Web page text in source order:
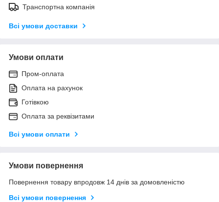
Транспортна компанія
Всі умови доставки
Умови оплати
Пром-оплата
Оплата на рахунок
Готівкою
Оплата за реквізитами
Всі умови оплати
Умови повернення
Повернення товару впродовж 14 днів за домовленістю
Всі умови повернення